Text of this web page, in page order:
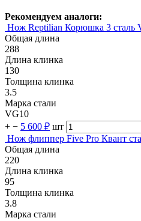
Рекомендуем аналоги:
Нож Reptilian Корюшка 3 сталь
Общая длина
288
Длина клинка
130
Толщина клинка
3.5
Марка стали
VG10
+ − 5 600 ₽ шт
Нож флиппер Five Pro Квант
Общая длина
220
Длина клинка
95
Толщина клинка
3.8
Марка стали